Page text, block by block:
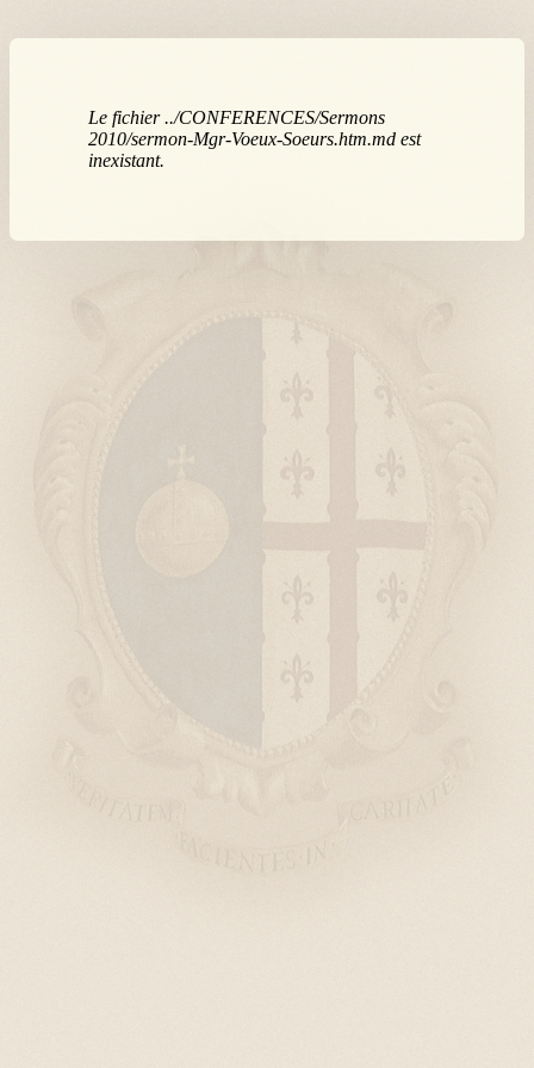
Le fichier ../CONFERENCES/Sermons
2010/sermon-Mgr-Voeux-Soeurs.htm.md est
inexistant.